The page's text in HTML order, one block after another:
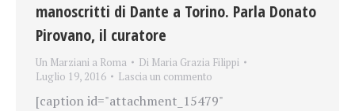
manoscritti di Dante a Torino. Parla Donato
Pirovano, il curatore
Un Marziani a Roma Di Maria Grazia Filippi
Luglio 19, 2016
Lascia un commento
[caption id="attachment_15479"